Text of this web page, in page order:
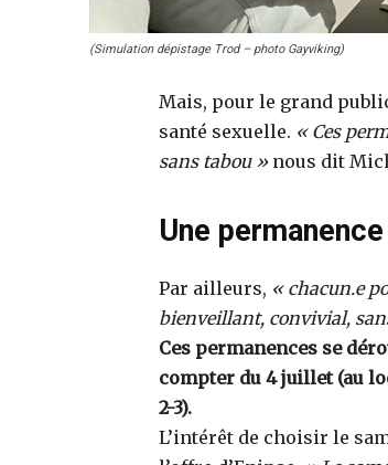
(Simulation dépistage Trod – photo Gayviking)
Mais, pour le grand
santé sexuelle. « Ces
sans tabou »nous dit
Une
Par ailleurs, « chacun.e
bienveillant, convivial,
Ces permanences se
compter du 4 juillet (au
2-3).
L’intérêt de choisir le